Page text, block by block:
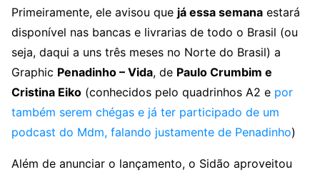
Primeiramente, ele avisou que já essa semana estará
disponível nas bancas e livrarias de todo o Brasil (ou
seja, daqui a uns três meses no Norte do Brasil) a
Graphic Penadinho – Vida, de Paulo Crumbim e
Cristina Eiko (conhecidos pelo quadrinhos A2 e por
também serem chégas e já ter participado de um
podcast do Mdm, falando justamente de Penadinho)
Além de anunciar o lançamento, o Sidão aproveitou